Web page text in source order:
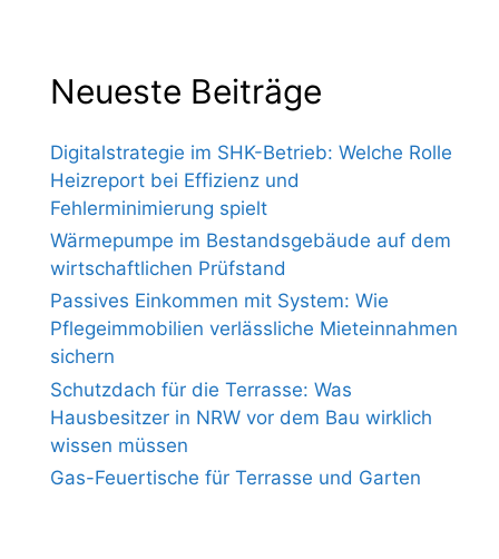
Neueste Beiträge
Digitalstrategie im SHK-Betrieb: Welche Rolle
Heizreport bei Effizienz und
Fehlerminimierung spielt
Wärmepumpe im Bestandsgebäude auf dem
wirtschaftlichen Prüfstand
Passives Einkommen mit System: Wie
Pflegeimmobilien verlässliche Mieteinnahmen
sichern
Schutzdach für die Terrasse: Was
Hausbesitzer in NRW vor dem Bau wirklich
wissen müssen
Gas-Feuertische für Terrasse und Garten